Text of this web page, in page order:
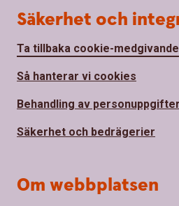
Säkerhet och
Ta tillbaka cookie-medgivande
Så hanterar vi cookies
Behandling av personuppgifter
Säkerhet och bedrägerier
Om webbplatsen